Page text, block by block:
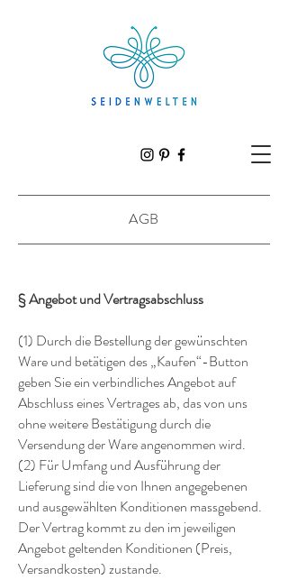
AGB
§Angebot und Vertragsabschluss
(1) Durch die Bestellung der gewünschten
Ware und betätigen des „Kaufen“-Button
geben Sie ein verbindliches Angebot auf
Abschluss eines Vertrages ab, das von uns
ohne weitere Bestätigung durch die
Versendung der Ware angenommen wird.
(2) Für Umfang und Ausführung der
Lieferung sind die von Ihnen angegebenen
und ausgewählten Konditionen massgebend.
Der Vertrag kommt zu den im jeweiligen
Angebot geltenden Konditionen (Preis,
Versandkosten) zustande.